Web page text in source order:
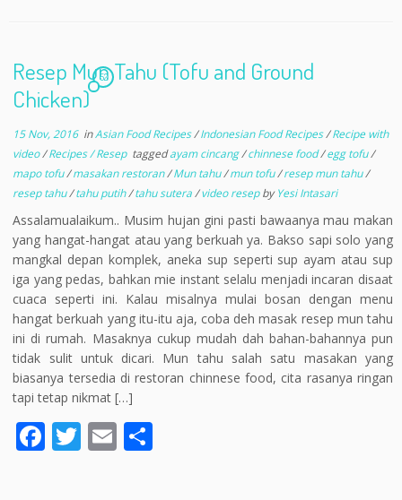
Resep Mun Tahu (Tofu and Ground
Chicken)
52
15 Nov, 2016inAsian Food Recipes/Indonesian Food Recipes/Recipe with
video/Recipes / Resep taggedayam cincang/chinnese food/egg tofu/
mapo tofu/masakan restoran/Mun tahu/mun tofu/resep mun tahu/
resep tahu/tahu putih/tahu sutera/video resepbyYesi Intasari
Assalamualaikum.. Musim hujan gini pasti bawaanya mau makan
yang hangat-hangat atau yang berkuah ya. Bakso sapi solo yang
mangkal depan komplek, aneka sup seperti sup ayam atau sup
iga yang pedas, bahkan mie instant selalu menjadi incaran disaat
cuaca seperti ini. Kalau misalnya mulai bosan dengan menu
hangat berkuah yang itu-itu aja, coba deh masak resep mun tahu
ini di rumah. Masaknya cukup mudah dah bahan-bahannya pun
tidak sulit untuk dicari. Mun tahu salah satu masakan yang
biasanya tersedia di restoran chinnese food, cita rasanya ringan
tapi tetap nikmat […]
F T E